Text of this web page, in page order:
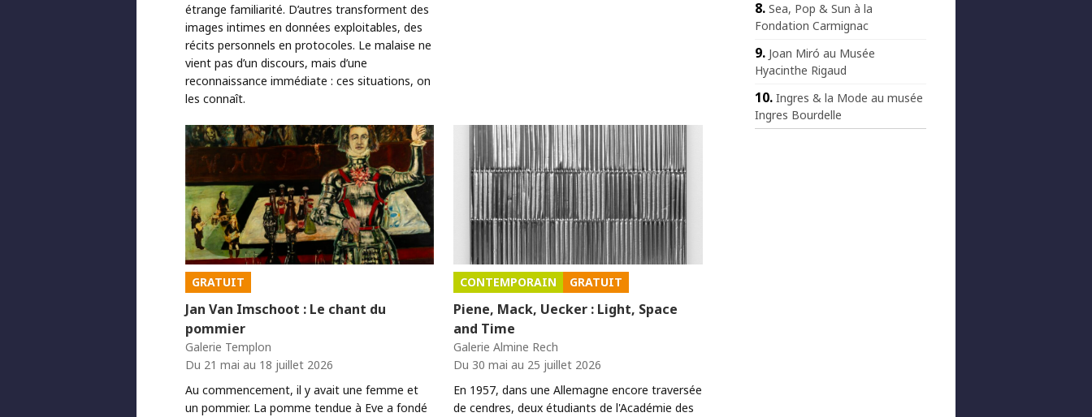
étrange familiarité. D’autres transforment des
images intimes en données exploitables, des
récits personnels en protocoles. Le malaise ne
vient pas d’un discours, mais d’une
reconnaissance immédiate : ces situations, on
les connaît.
GRATUIT
Jan Van Imschoot : Le chant du
pommier
Galerie Templon
Du 21 mai au 18 juillet 2026
Au commencement, il y avait une femme et
un pommier. La pomme tendue à Eve a fondé
CONTEMPORAIN GRATUIT
Piene, Mack, Uecker : Light, Space
and Time
Galerie Almine Rech
Du 30 mai au 25 juillet 2026
En 1957, dans une Allemagne encore traversée
de cendres, deux étudiants de l'Académie des
Sea, Pop & Sun à la
Fondation Carmignac
Joan Miró au Musée
Hyacinthe Rigaud
Ingres & la Mode au musée
Ingres Bourdelle